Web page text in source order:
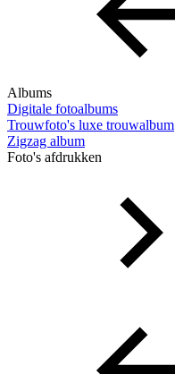
Albums
Digitale fotoalbums
Trouwfoto's luxe trouwalbum
Zigzag album
Foto's afdrukken